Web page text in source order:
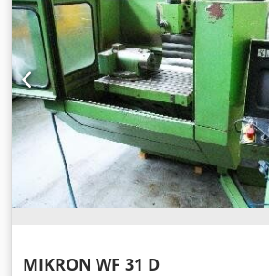
MIKRON WF 31 D